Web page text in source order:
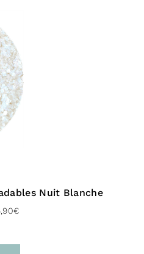
100 € d’achat
– 3 à 5 jours)
100 € d’achat
Nuit Blanche
€